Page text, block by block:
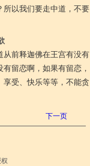
所以我们要走中道，不要
从前释迦佛在王宫有没有
留恋啊，如果有留恋，
受、快乐等等，不能贪
下一页